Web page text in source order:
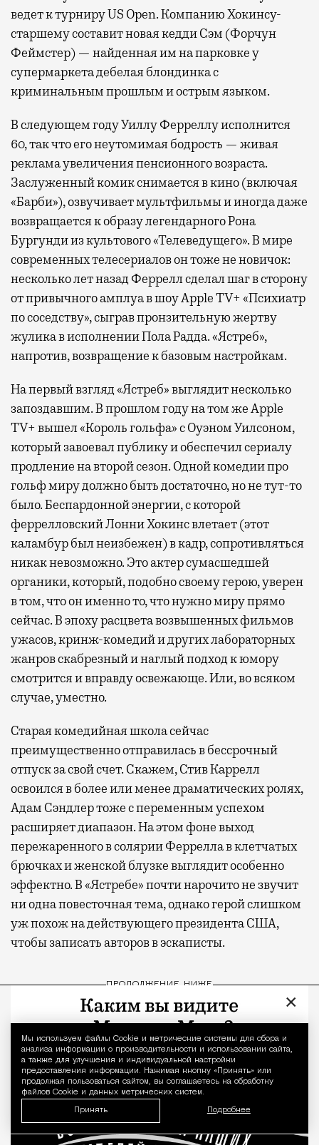
Уведомление
Мы используем файлы Сookie и метрические системы для сбора и
анализа информации о производительности и использовании сайта,
а также для улучшения и индивидуальной настройки
предоставления информации. Нажимая кнопку «Принять» или
продолжая пользоваться сайтом, вы соглашаетесь на обработку
файлов Cookie и данных метрических систем.
Принять Подробнее
Бизнес-зал становится местом, где можно
провести переговоры, поработать или просто
выпить кофе, наблюдая сквозь панорамные
окна за тем, как взлетают и садятся
самолеты. В Москве нет недостатка
несколько — в разных зонах воздушных
гаваней. На некоторых вокзалах — тоже.
Лаунжи доступны на Ленинградском,
Павелецком, Казанском, Ярославском
и Курском вокзалах.Попасть в бизнес-залы
могут держатели карт Mir Supreme. Причем
не только в столице. Всего доступно более
1000 бизнес-залов по всему миру.
ведет к турниру US Open. Компанию Хокинсу-
старшему составит новая кедди Сэм (Форчун
Феймстер) — найденная им на парковке у
супермаркета дебелая блондинка с
криминальным прошлым и острым языком.
В следующем году Уиллу Ферреллу исполнится
60, так что его неутомимая бодрость — живая
реклама увеличения пенсионного возраста.
Заслуженный комик снимается в кино (включая
«Барби»), озвучивает мультфильмы и иногда даже
возвращается к образу легендарного Рона
Бургунди из культового «Телеведущего». В мире
современных телесериалов он тоже не новичок:
несколько лет назад Феррелл сделал шаг в сторону
от привычного амплуа в шоу Apple TV+ «Психиатр
по соседству», сыграв пронзительную жертву
жулика в исполнении Пола Радда. «Ястреб»,
напротив, возвращение к базовым настройкам.
На первый взгляд «Ястреб» выглядит несколько
запоздавшим. В прошлом году на том же Apple
TV+ вышел «Король гольфа» с Оуэном Уилсоном,
который завоевал публику и обеспечил сериалу
продление на второй сезон. Одной комедии про
гольф миру должно быть достаточно, но не тут-то
было. Беспардонной энергии, с которой
феррелловский Лонни Хокинс влетает (этот
каламбур был неизбежен) в кадр, сопротивляться
никак невозможно. Это актер сумасшедшей
органики, который, подобно своему герою, уверен
в том, что он именно то, что нужно миру прямо
сейчас. В эпоху расцвета возвышенных фильмов
ужасов, кринж-комедий и других лабораторных
жанров скабрезный и наглый подход к юмору
смотрится и вправду освежающе. Или, во всяком
случае, уместно.
Старая комедийная школа сейчас
преимущественно отправилась в бессрочный
отпуск за свой счет. Скажем, Стив Каррелл
освоился в более или менее драматических ролях,
Адам Сэндлер тоже с переменным успехом
расширяет диапазон. На этом фоне выход
пережаренного в солярии Феррелла в клетчатых
брючках и женской блузке выглядит особенно
эффектно. В «Ястребе» почти нарочито не звучит
ни одна повесточная тема, однако герой слишком
уж похож на действующего президента США,
чтобы записать авторов в эскаписты.
ПРОДОЛЖЕНИЕ НИЖЕ
×